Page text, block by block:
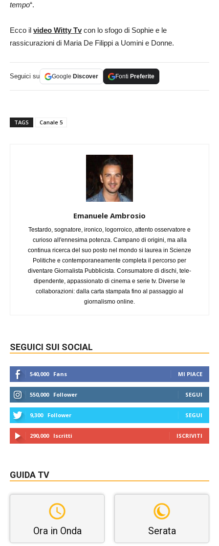
tempo“.
Ecco il video Witty Tvcon lo sfogo di Sophie e le
rassicurazioni di Maria De Filippi a Uomini e Donne.
Seguici su Google Discover Fonti Preferite
TAGS Canale 5
Emanuele Ambrosio
Testardo, sognatore, ironico, logorroico, attento osservatore e
curioso all'ennesima potenza. Campano di origini, ma alla
continua ricerca del suo posto nel mondo si laurea in Scienze
Politiche e contemporaneamente completa il percorso per
diventare Giornalista Pubblicista. Consumatore di dischi, tele-
dipendente, appassionato di cinema e serie tv. Diverse le
collaborazioni: dalla carta stampata fino al passaggio al
giornalismo online.
SEGUICI SUI SOCIAL
540,000 Fans MI PIACE
550,000 Follower SEGUI
9,300 Follower SEGUI
290,000 Iscritti ISCRIVITI
GUIDA TV
Ora in Onda Serata